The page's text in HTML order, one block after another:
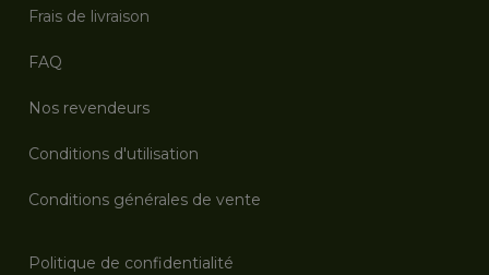
Frais de livraison
FAQ
Nos revendeurs
Conditions d'utilisation
Conditions générales de vente
Politique de confidentialité